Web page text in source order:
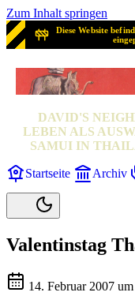
Zum Inhalt springen
Diese Website
DAVID'S
LEBEN ALS
SAMUI IN
Startseite Archiv
Valentinstag
14. Februar 2007